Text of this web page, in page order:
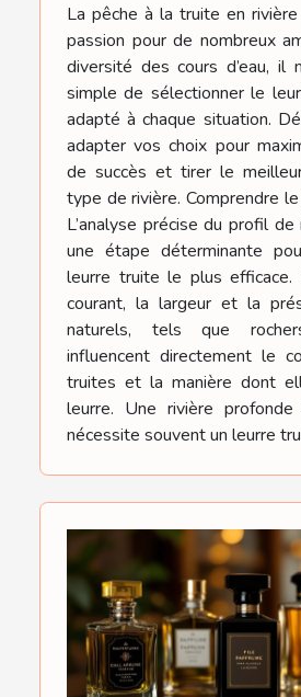
La pêche à la truite en
passion pour de nombreux
diversité des cours d’eau, il
simple de sélectionner le
adapté à chaque situation.
adapter vos choix pour
de succès et tirer le
type de rivière. Comprendre
L’analyse précise du profil
une étape déterminante
leurre truite le plus efficace.
courant, la largeur et la
naturels, tels que
influencent directement le
truites et la manière dont
leurre. Une rivière
nécessite souvent un leurre